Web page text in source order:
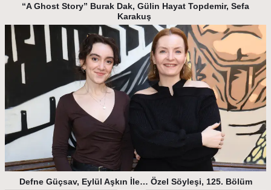
“A Ghost Story” Burak Dak, Gülin Hayat Topdemir, Sefa
Karakuş
Defne Güçsav, Eylül Aşkın İle… Özel Söyleşi, 125. Bölüm